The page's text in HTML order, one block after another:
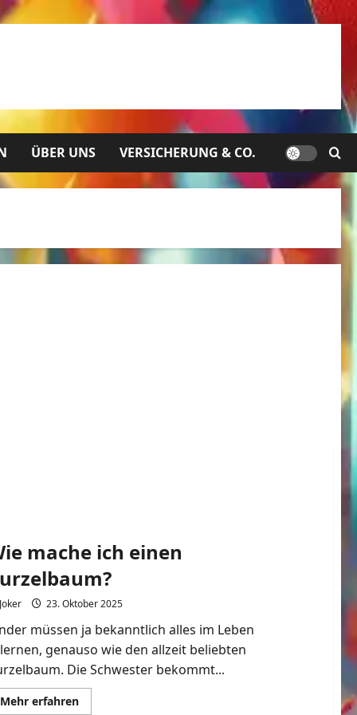
ÜBER UNS VERSICHERUNG & CO.
mache ich einen
Joker 23. Oktober 2025
müssen ja bekanntlich alles im Leben
genauso wie den allzeit beliebten
Die Schwester bekommt...
Mehr erfahrenMehr
Informationen